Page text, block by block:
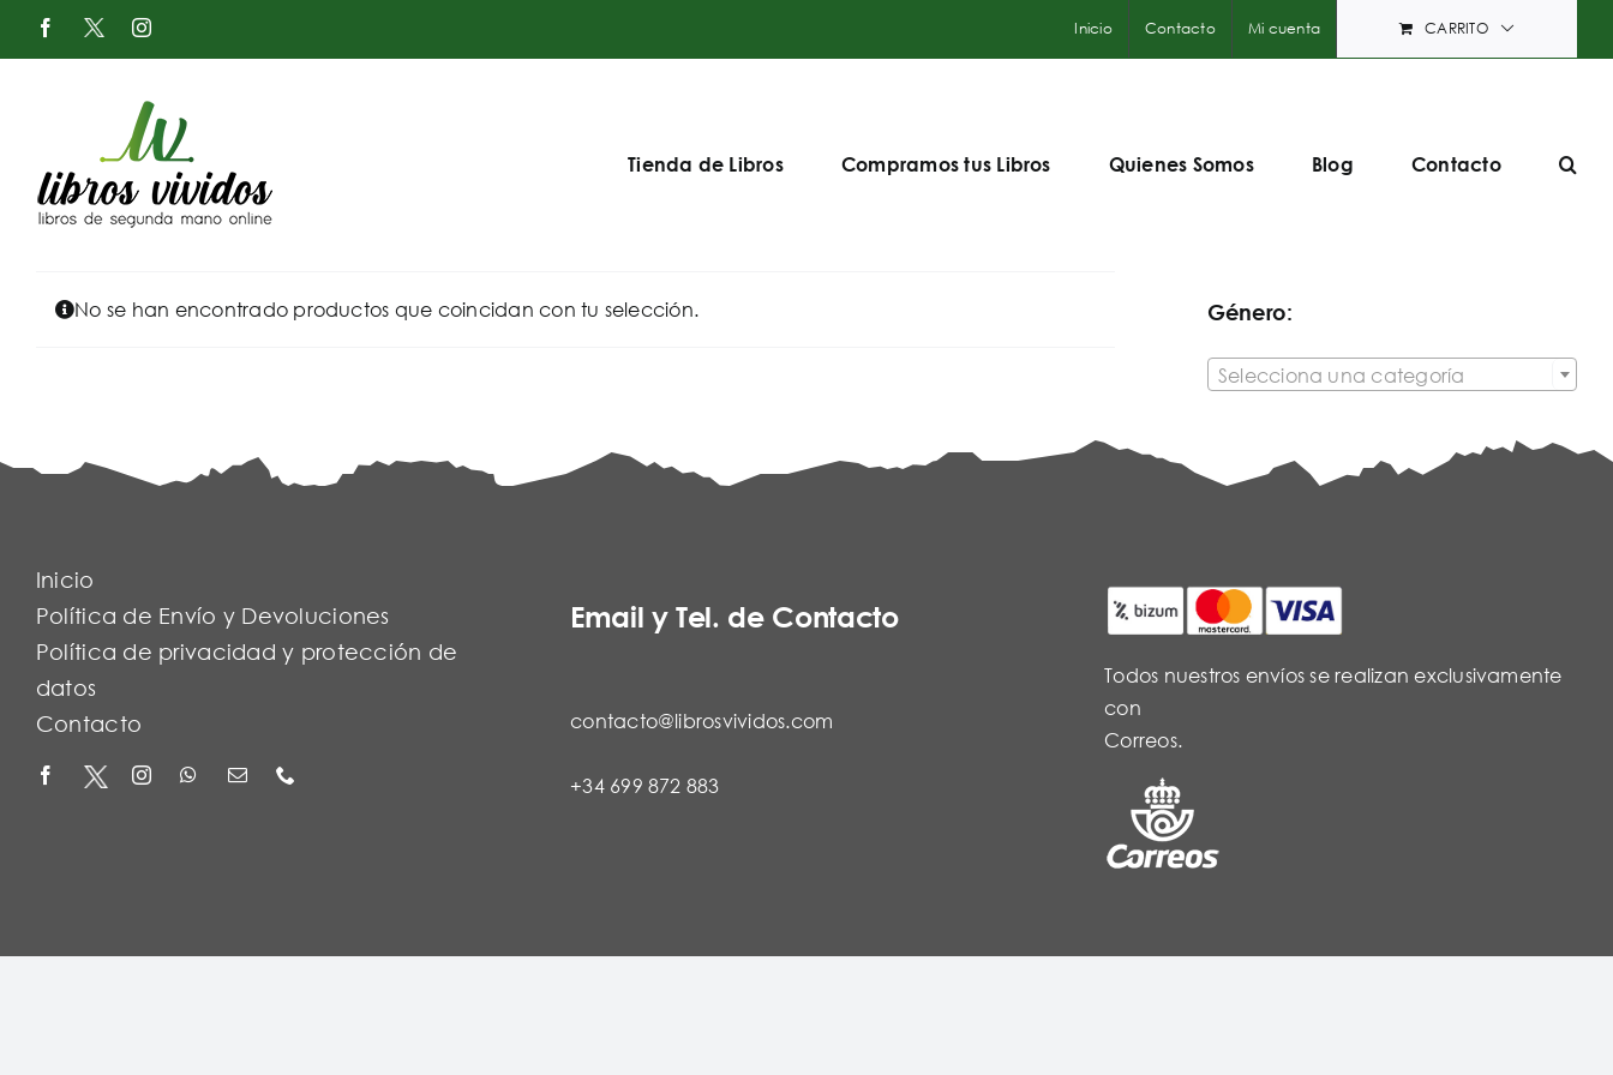
Saltar
Facebook
X
Twitter
Instagram Inicio Contacto Mi cuenta CARRITO
Tienda de Libros Compramos tus Libros Quienes Somos Blog Contacto
No se han encontrado productos que coincidan con tu selección. Género:
Selecciona una categoría
Inicio
Política de Envío y Devoluciones
Política de privacidad y protección de
datos
Contacto
Email y Tel. de Contacto
contacto@librosvividos.com
+34 699 872 883
Todos nuestros envíos se realizan exclusivamente
con
Correos.